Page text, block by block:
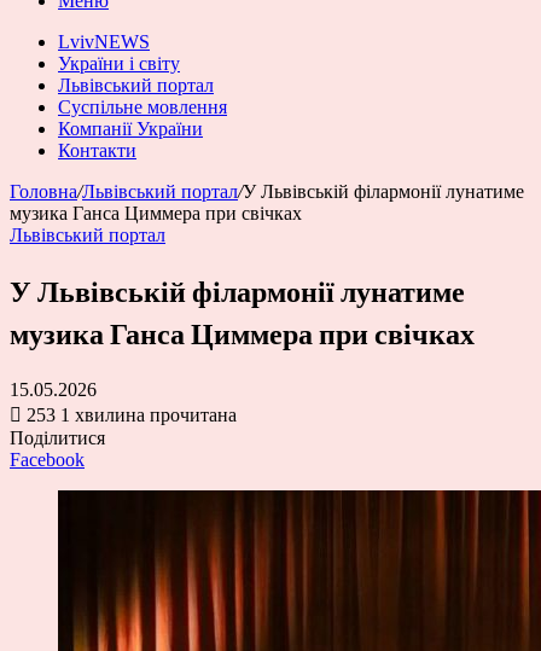
LvivNEWS
України і світу
Львівський портал
Суспільне мовлення
Компанії України
Контакти
Головна/Львівський портал/У Львівській філармонії лунатиме
музика Ганса Циммера при свічках
Львівський портал
У Львівській філармонії лунатиме
музика Ганса Циммера при свічках
15.05.2026
253 1 хвилина прочитана
Поділитися
Facebook